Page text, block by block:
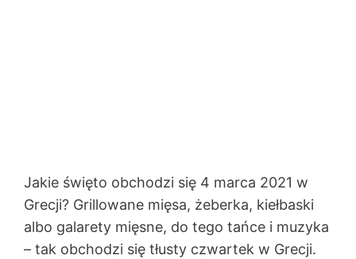
Jakie święto obchodzi się 4 marca 2021 w
Grecji? Grillowane mięsa, żeberka, kiełbaski
albo galarety mięsne, do tego tańce i muzyka
– tak obchodzi się tłusty czwartek w Grecji.